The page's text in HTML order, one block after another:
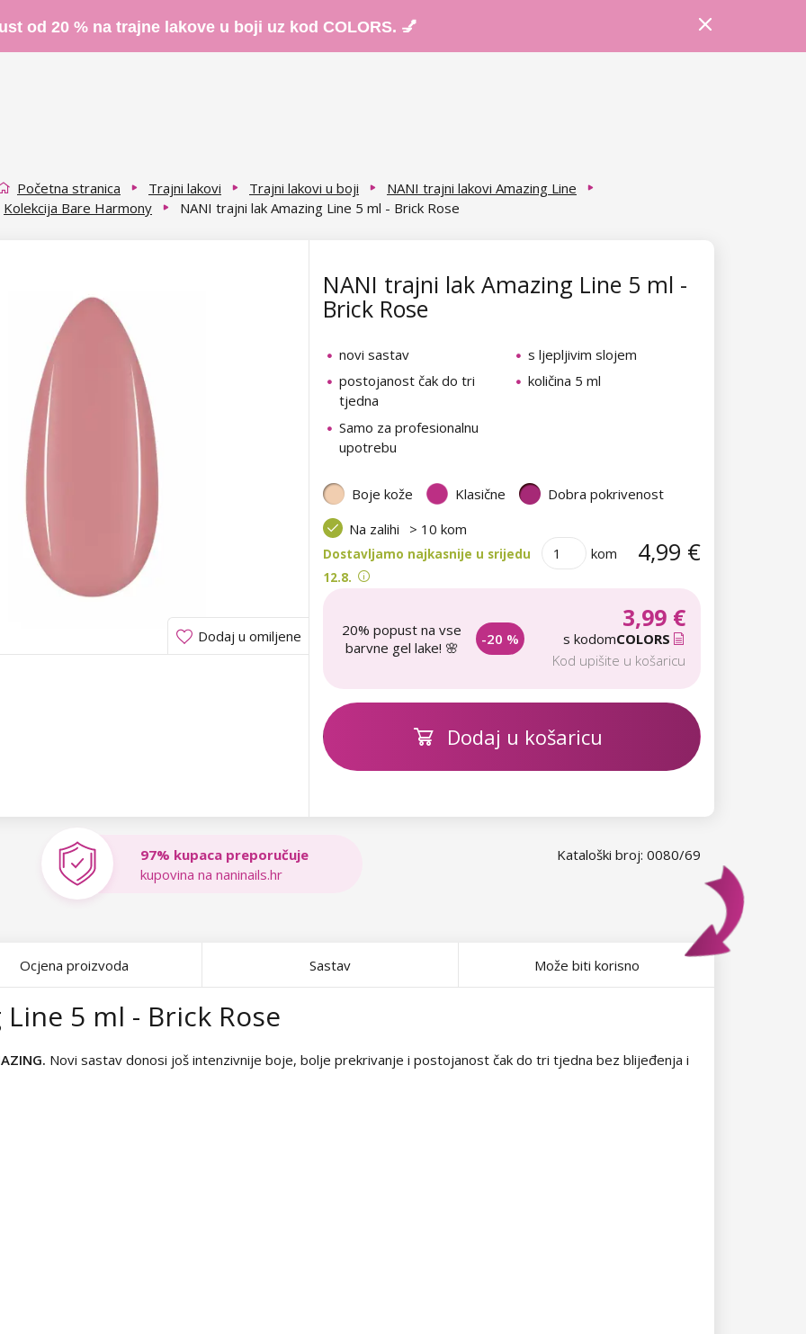
od 20 % na trajne lakove u boji uz kod COLORS. 💅
Početna stranica Trajni lakovi Trajni lakovi u boji
NANI trajni lakovi Amazing Line
Kolekcija Bare Harmony
NANI trajni lak Amazing Line 5 ml - Brick Rose
Dodaj u omiljene
NANI trajni lak Amazing Line 5 ml -
Brick Rose
novi sastav
s ljepljivim slojem
postojanost čak do tri
tjedna
količina 5 ml
Samo za profesionalnu
upotrebu
Boje kože Klasične
Dobra pokrivenost
Na zalihi
> 10 kom
Dostavljamo najkasnije u srijedu
12.8.
kom 4,99 €
20% popust na vse
barvne gel lake! 🌸
-20 %
3,99 €
s kodomCOLORS
Kod upišite u košaricu
Dodaj u košaricu
Kataloški broj: 0080/69
97% kupaca preporučuje
kupovina na naninails.hr
5 ml - Brick Rose
Novi sastav donosi još intenzivnije boje, bolje prekrivanje i postojanost čak do tri tjedna bez blijeđenja i
Ocjena proizvoda Sastav Može biti korisno